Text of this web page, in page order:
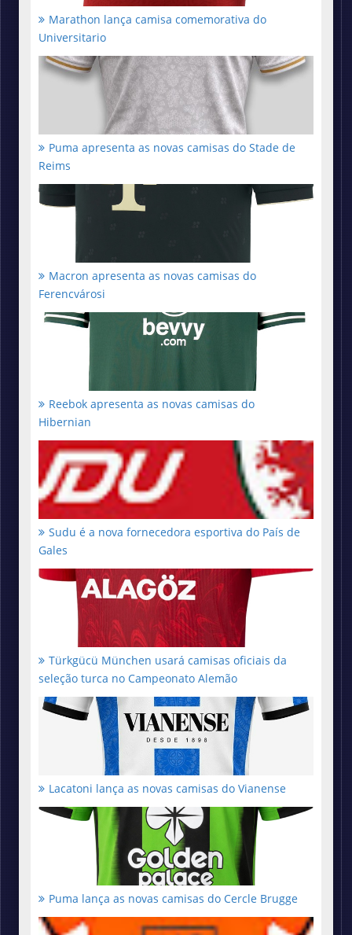
Marathon lança camisa comemorativa do
Universitario
Puma apresenta as novas camisas do Stade de
Reims
Macron apresenta as novas camisas do
Ferencvárosi
Reebok apresenta as novas camisas do
Hibernian
Sudu é a nova fornecedora esportiva do País de
Gales
Türkgücü München usará camisas oficiais da
seleção turca no Campeonato Alemão
Lacatoni lança as novas camisas do Vianense
Puma lança as novas camisas do Cercle Brugge